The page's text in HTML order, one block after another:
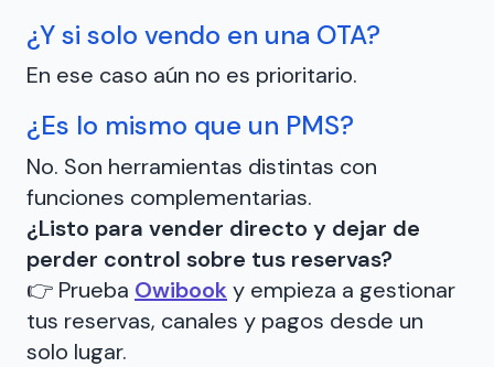
¿Y si solo vendo en una OTA?
En ese caso aún no es prioritario.
¿Es lo mismo que un PMS?
No. Son herramientas distintas con
funciones complementarias.
¿Listo para vender directo y dejar de
perder control sobre tus reservas?
👉 Prueba Owibooky empieza a gestionar
tus reservas, canales y pagos desde un
solo lugar.